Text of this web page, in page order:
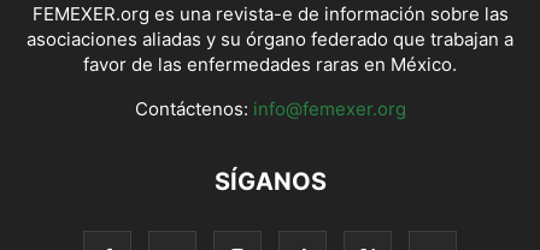
FEMEXER.org es una revista-e de información sobre las
asociaciones aliadas y su órgano federado que trabajan a
favor de las enfermedades raras en México.
Contáctenos: info@femexer.org
SÍGANOS